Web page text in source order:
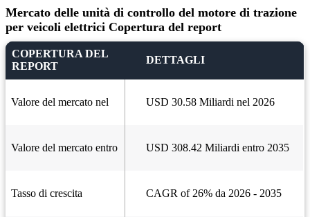
Mercato delle unità di controllo del motore di trazione
per veicoli elettrici Copertura del report
COPERTURA DEL
REPORT
DETTAGLI
Valore del mercato nel USD 30.58 Miliardi nel 2026
Valore del mercato entro USD 308.42 Miliardi entro 2035
Tasso di crescita CAGR of 26% da 2026 - 2035